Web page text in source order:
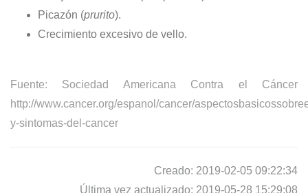
Picazón (prurito).
Crecimiento excesivo de vello.
Fuente: Sociedad Americana Contra el Cáncer
http://www.cancer.org/espanol/cancer/
y-sintomas-del-cancer
Creado: 2019-02-05 09:22:34
Última vez actualizado: 2019-05-28 15:29:08